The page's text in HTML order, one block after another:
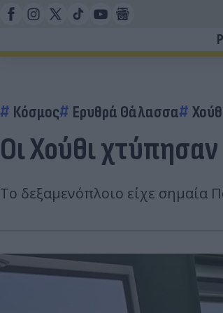
Κόσμος Ερυθρά Θάλασσα
Οι Χούθι
Το δεξαμενόπλοιο είχε σημαία